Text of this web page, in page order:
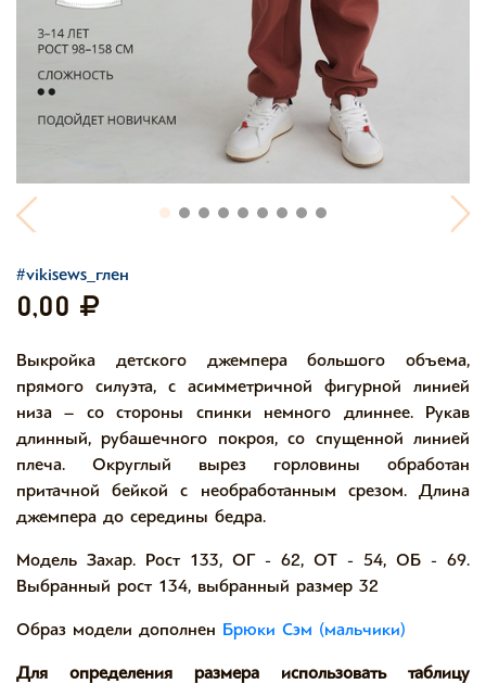
#vikisews_глен
0,00
Выкройка детского джемпера большого объема,
прямого силуэта, с асимметричной фигурной линией
низа – со стороны спинки немного длиннее. Рукав
длинный, рубашечного покроя, со спущенной линией
плеча. Округлый вырез горловины обработан
притачной бейкой с необработанным срезом. Длина
джемпера до середины бедра.
Модель Захар. Рост 133, ОГ - 62, ОТ - 54, ОБ - 69.
Выбранный рост 134, выбранный размер 32
Образ модели дополнен Брюки Сэм (мальчики)
Для определения размера использовать таблицу